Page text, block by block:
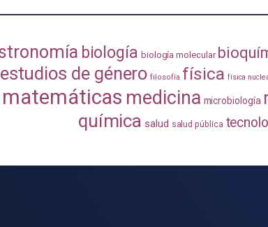
biología biología molecular
estudios de género filosofía física física
matemáticas medicina microbiología
química salud salud pública